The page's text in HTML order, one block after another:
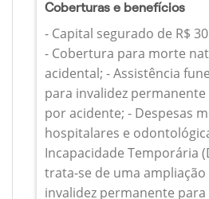
Coberturas e benefícios
- Capital segurado de R$
- Cobertura para morte
acidental; - Assistência
para invalidez
por acidente; - Despesas
hospitalares e
Incapacidade Temporária
trata-se de uma
invalidez permanente